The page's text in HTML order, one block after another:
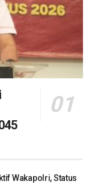
Wakapolri, Status